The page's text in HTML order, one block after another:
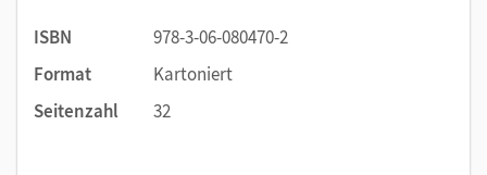
ISBN
978-3-06-080470-2
Format
Kartoniert
Seitenzahl
32